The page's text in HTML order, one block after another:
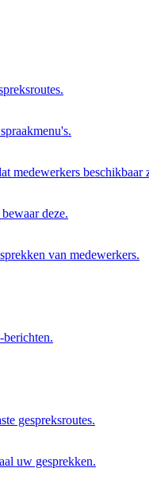
medewerkers beschikbaar
deze.
van medewerkers.
berichten.
gespreksroutes.
uw gesprekken.